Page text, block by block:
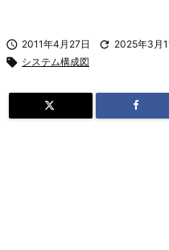
 2011年4月27日  2025年3月
 システム構成図